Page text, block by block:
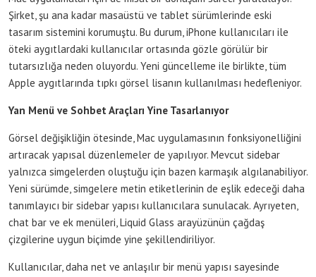
Şirket, şu ana kadar masaüstü ve tablet sürümlerinde eski
tasarım sistemini korumuştu. Bu durum, iPhone kullanıcıları ile
öteki aygıtlardaki kullanıcılar ortasında gözle görülür bir
tutarsızlığa neden oluyordu. Yeni güncelleme ile birlikte, tüm
Apple aygıtlarında tıpkı görsel lisanın kullanılması hedefleniyor.
Yan Menü ve Sohbet Araçları Yine Tasarlanıyor
Görsel değişikliğin ötesinde, Mac uygulamasının fonksiyonelliğini
artıracak yapısal düzenlemeler de yapılıyor. Mevcut sidebar
yalnızca simgelerden oluştuğu için bazen karmaşık algılanabiliyor.
Yeni sürümde, simgelere metin etiketlerinin de eşlik edeceği daha
tanımlayıcı bir sidebar yapısı kullanıcılara sunulacak. Ayrıyeten,
chat bar ve ek menüleri, Liquid Glass arayüzünün çağdaş
çizgilerine uygun biçimde yine şekillendiriliyor.
Kullanıcılar, daha net ve anlaşılır bir menü yapısı sayesinde